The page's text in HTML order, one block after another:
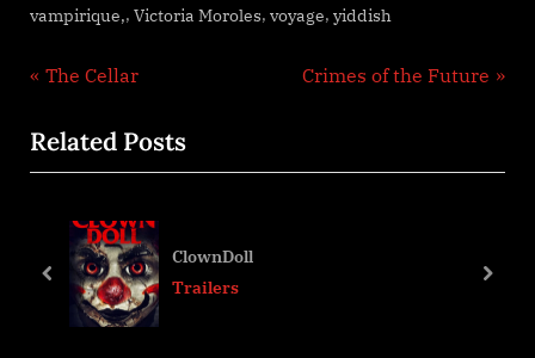
vampirique,, Victoria Moroles, voyage, yiddish
Navigation
de
l’article
P
e
v
u
The Cellar
N
t
Crimes of the Future
Related Posts
ClownDoll
Trailers
prev next